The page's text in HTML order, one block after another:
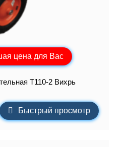
цена для Вас
Т110-2 Вихрь
Быстрый просмотр